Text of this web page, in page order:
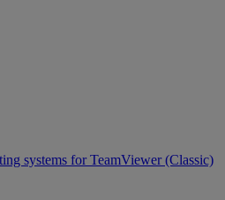
systems for TeamViewer (Classic)